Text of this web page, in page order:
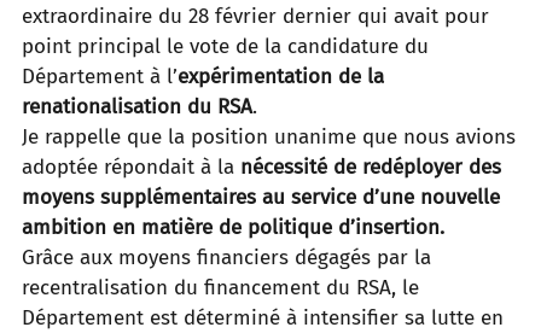
extraordinaire du 28 février dernier qui avait pour
point principal le vote de la candidature du
Département à l’expérimentation de la
renationalisation du RSA.
Je rappelle que la position unanime que nous avions
adoptée répondait à la nécessité de redéployer des
moyens supplémentaires au service d’une nouvelle
ambition en matière de politique d’insertion.
Grâce aux moyens financiers dégagés par la
recentralisation du financement du RSA, le
Département est déterminé à intensifier sa lutte en